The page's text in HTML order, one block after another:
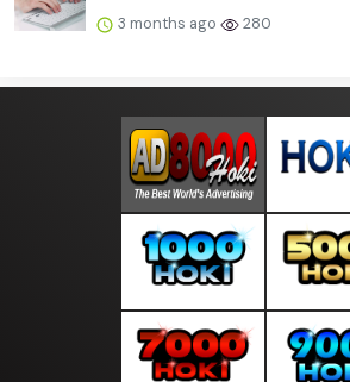
3 months ago 280